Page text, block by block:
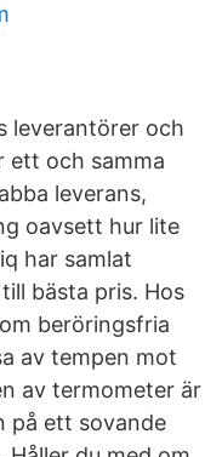
leverantörer och
ett och samma
leverans,
oavsett hur lite
har samlat
bästa pris. Hos
beröringsfria
av tempen mot
av termometer är
på ett sovande